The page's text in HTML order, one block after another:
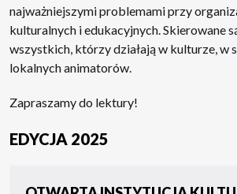
najważniejszymi problemami przy
kulturalnych i edukacyjnych. Skierowane
wszystkich, którzy działają w kulturze, w
lokalnych animatorów.
Zapraszamy do lektury!
EDYCJA 2025